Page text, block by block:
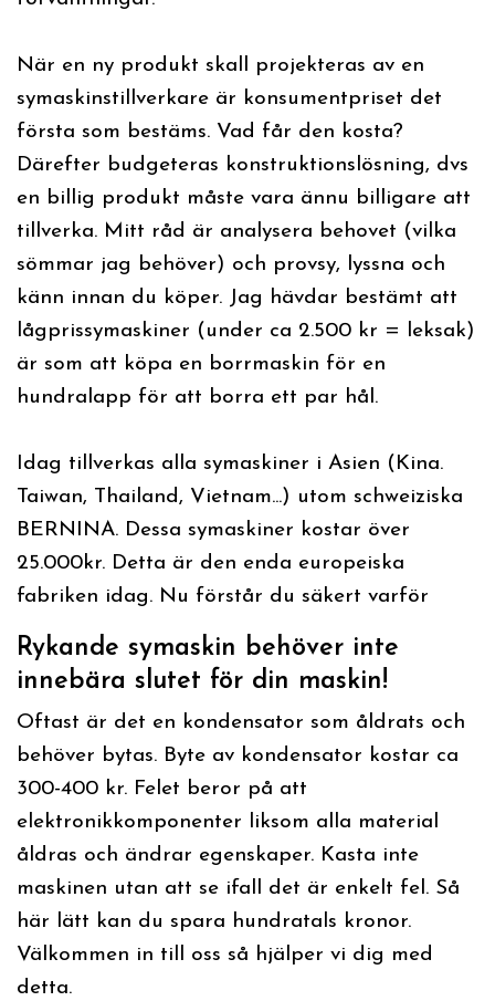
När en ny produkt skall projekteras av en
symaskinstillverkare är konsumentpriset det
första som bestäms. Vad får den kosta?
Därefter budgeteras konstruktionslösning, dvs
en billig produkt måste vara ännu billigare att
tillverka. Mitt råd är analysera behovet (vilka
sömmar jag behöver) och provsy, lyssna och
känn innan du köper. Jag hävdar bestämt att
lågprissymaskiner (under ca 2.500 kr = leksak)
är som att köpa en borrmaskin för en
hundralapp för att borra ett par hål.
Idag tillverkas alla symaskiner i Asien (Kina.
Taiwan, Thailand, Vietnam...) utom schweiziska
BERNINA. Dessa symaskiner kostar över
25.000kr. Detta är den enda europeiska
fabriken idag. Nu förstår du säkert varför
Rykande symaskin behöver inte
innebära slutet för din maskin!
Oftast är det en kondensator som åldrats och
behöver bytas. Byte av kondensator kostar ca
300-400 kr. Felet beror på att
elektronikkomponenter liksom alla material
åldras och ändrar egenskaper. Kasta inte
maskinen utan att se ifall det är enkelt fel. Så
här lätt kan du spara hundratals kronor.
Välkommen in till oss så hjälper vi dig med
detta.